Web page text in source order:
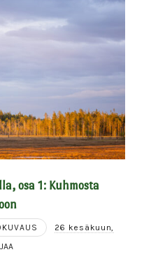
osa 1: Kuhmosta
26 kesäkuun,
JAA